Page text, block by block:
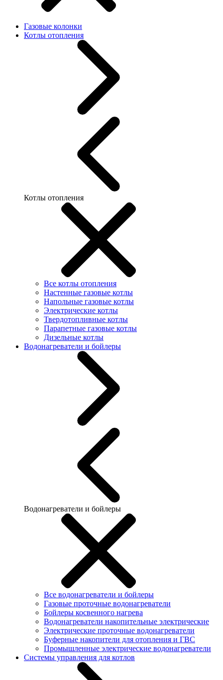
Газовые колонки
Котлы отопления
Котлы отопления
Все котлы отопления
Настенные газовые котлы
Напольные газовые котлы
Электрические котлы
Твердотопливные котлы
Парапетные газовые котлы
Дизельные котлы
Водонагреватели и бойлеры
Водонагреватели и бойлеры
Все водонагреватели и бойлеры
Газовые проточные водонагреватели
Бойлеры косвенного нагрева
Водонагреватели накопительные электрические
Электрические проточные водонагреватели
Буферные накопители для отопления и ГВС
Промышленные электрические водонагреватели
Системы управления для котлов